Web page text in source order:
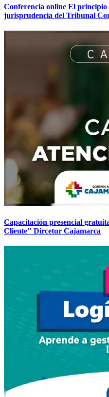
Conferencia online El principio
jurisprudencia del Tribunal
Capacitación presencial
Cliente" Dircetur Cajamarca